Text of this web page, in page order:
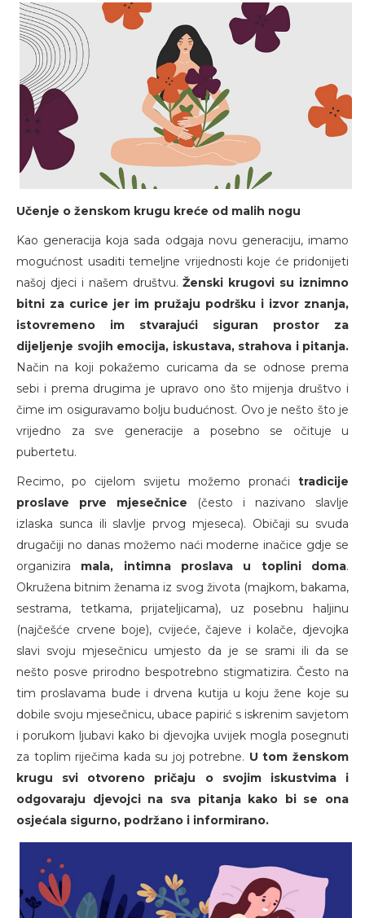
Učenje o ženskom krugu kreće od malih nogu
Kao generacija koja sada odgaja novu generaciju, imamo
mogućnost usaditi temeljne vrijednosti koje će pridonijeti
našoj djeci i našem društvu.Ženski krugovi su iznimno
bitni za curice jer im pružaju podršku i izvor znanja,
istovremeno im stvarajući siguran prostor za
dijeljenje svojih emocija, iskustava, strahova i pitanja.
Način na koji pokažemo curicama da se odnose prema
sebi i prema drugima je upravo ono što mijenja društvo i
čime im osiguravamo bolju budućnost. Ovo je nešto što je
vrijedno za sve generacije a posebno se očituje u
pubertetu.
Recimo, po cijelom svijetu možemo pronaći tradicije
proslave prve mjesečnice (često i nazivano slavlje
izlaska sunca ili slavlje prvog mjeseca). Običaji su svuda
drugačiji no danas možemo naći moderne inačice gdje se
organizira mala, intimna proslava u toplini doma.
Okružena bitnim ženama iz svog života (majkom, bakama,
sestrama, tetkama, prijateljicama), uz posebnu haljinu
(najčešće crvene boje), cvijeće, čajeve i kolače, djevojka
slavi svoju mjesečnicu umjesto da je se srami ili da se
nešto posve prirodno bespotrebno stigmatizira. Često na
tim proslavama bude i drvena kutija u koju žene koje su
dobile svoju mjesečnicu, ubace papirić s iskrenim savjetom
i porukom ljubavi kako bi djevojka uvijek mogla posegnuti
za toplim riječima kada su joj potrebne. U tom ženskom
krugu svi otvoreno pričaju o svojim iskustvima i
odgovaraju djevojci na sva pitanja kako bi se ona
osjećala sigurno, podržano i informirano.